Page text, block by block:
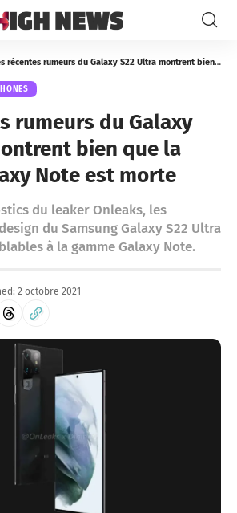
rumeurs du Galaxy S22 Ultra montrent bien que la gamme Galaxy Note est morte
rumeurs du Galaxy
bien que la
Note est morte
du leaker Onleaks, les
du Samsung Galaxy S22 Ultra
à la gamme Galaxy Note.
2 octobre 2021